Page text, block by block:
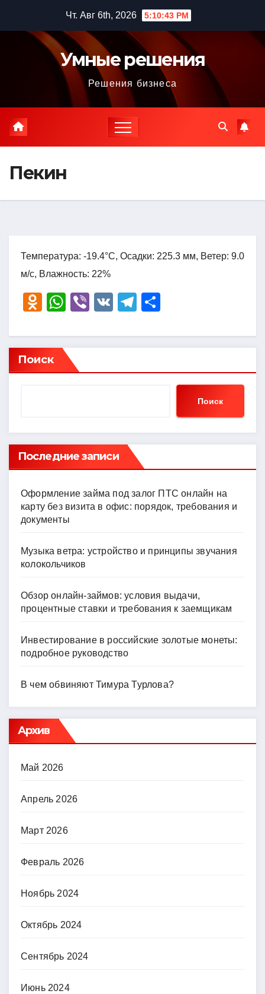
содержимому
Чт. Авг 6th, 2026 5:10:44 PM
Умные решения
Решения бизнеса
Пекин
Температура: -19.4°C, Осадки: 225.3 мм, Ветер: 9.0
м/с, Влажность: 22%
O
n
o
kl
ni
ki
W
at
s
A
Vi
er
V
T
e
a
р
в
ть
Поиск
Поиск
Последние записи
Оформление займа под залог ПТС онлайн на
карту без визита в офис: порядок, требования и
документы
Музыка ветра: устройство и принципы звучания
колокольчиков
Обзор онлайн-займов: условия выдачи,
процентные ставки и требования к заемщикам
Инвестирование в российские золотые монеты:
подробное руководство
В чем обвиняют Тимура Турлова?
Архив
Май 2026
Апрель 2026
Март 2026
Февраль 2026
Ноябрь 2024
Октябрь 2024
Сентябрь 2024
Июнь 2024